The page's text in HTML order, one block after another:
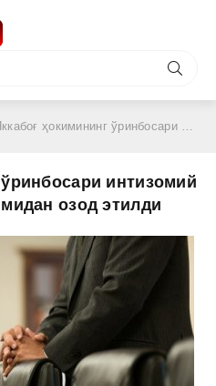
ҳокимининг ўринбосари интизомий жазодан сўнг лавозимидан озод этилди
интизомий
озод этилди